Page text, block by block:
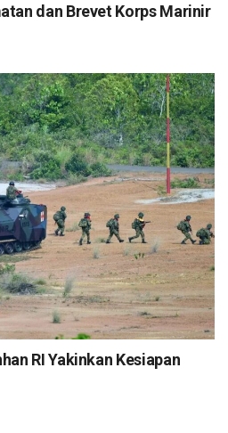
dan Brevet Korps Marinir
RI Yakinkan Kesiapan